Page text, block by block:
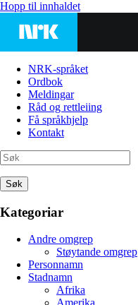
Hopp til innhaldet
NRK-språket
Ordbok
Meldingar
Råd og rettleiing
Få språkhjelp
Kontakt
Søk
Kategoriar
Andre omgrep
Støytande omgrep
Personnamn
Stadnamn
Afrika